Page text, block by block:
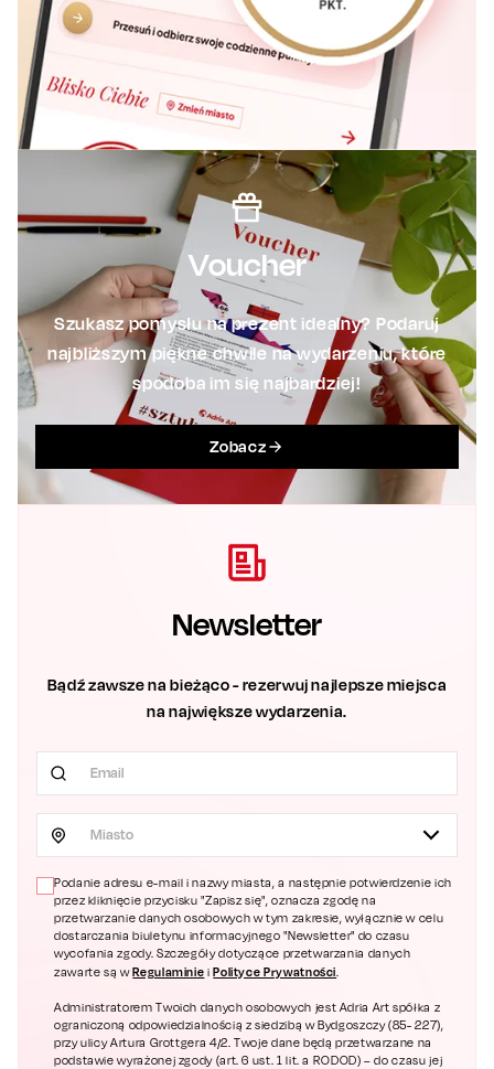
Voucher
Szukasz pomysłu na prezent idealny? Podaruj
najbliższym piękne chwile na wydarzeniu, które
spodoba im się najbardziej!
Zobacz
Newsletter
Bądź zawsze na bieżąco - rezerwuj najlepsze miejsca
na największe wydarzenia.
Miasto
Podanie adresu e-mail i nazwy miasta, a następnie potwierdzenie ich
przez kliknięcie przycisku "Zapisz się", oznacza zgodę na
przetwarzanie danych osobowych w tym zakresie, wyłącznie w celu
dostarczania biuletynu informacyjnego "Newsletter" do czasu
wycofania zgody. Szczegóły dotyczące przetwarzania danych
zawarte są wRegulaminie iPolityce Prywatności.
Administratorem Twoich danych osobowych jest Adria Art spółka z
ograniczoną odpowiedzialnością z siedzibą w Bydgoszczy (85- 227),
przy ulicy Artura Grottgera 4/2. Twoje dane będą przetwarzane na
podstawie wyrażonej zgody (art. 6 ust. 1 lit. a RODOD) – do czasu jej